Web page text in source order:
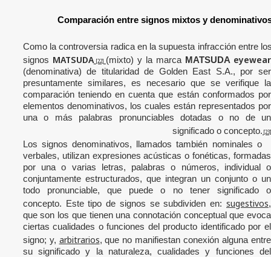
Comparación entre signos mixtos y
Como la controversia radica en la supuesta infracción entre
signos MATSUDA [22] (mixto) y la marca MATSUDA eyewear
(denominativa) de titularidad de Golden East S.A., por ser
presuntamentesimilares, es necesario que se verifique la
comparación teniendo en cuenta que están conformados por
elementos denominativos, los cuales están representados por
una o más palabras pronunciables dotadas o no de un
significado o concepto. [23]
Los signos denominativos, llamados también nominales o
verbales, utilizan expresiones acústicas o fonéticas, formadas
por una o varias letras, palabras o números, individual o
conjuntamente estructurados, que integran un conjunto o un
todo pronunciable, que puede o no tener significado o
concepto. Este tipo de signos se subdividen en: sugestivos,
que son los que tienen una connotación conceptual que evoca
ciertas cualidades o funciones del producto identificado por el
signo; y, arbitrarios, que no manifiestan conexión alguna entre
su significado y la naturaleza, cualidades y funciones del